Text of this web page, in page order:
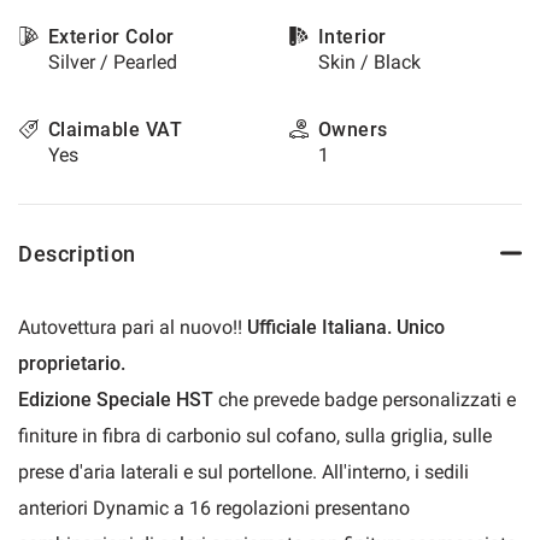
Exterior Color
Silver / Pearled
Interior
Skin / Black
Claimable VAT
Yes
Owners
1
Description
Autovettura pari al nuovo!! Ufficiale Italiana. Unico
proprietario.
Edizione Speciale HST che prevede badge personalizzati e
finiture in fibra di carbonio sul cofano, sulla griglia, sulle
prese d'aria laterali e sul portellone. All'interno, i sedili
anteriori Dynamic a 16 regolazioni presentano
please
refer
cookie
policy.
You
change
at
any